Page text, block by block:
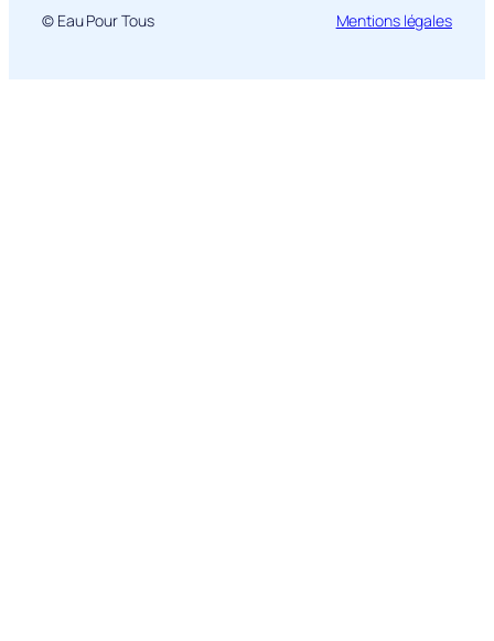
© Eau Pour Tous Mentions légales